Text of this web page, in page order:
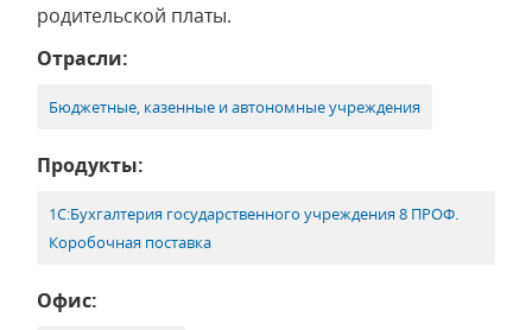
родительской платы.
Отрасли:
Бюджетные, казенные и автономные учреждения
Продукты:
1С:Бухгалтерия государственного учреждения 8 ПРОФ.
Коробочная поставка
Офис: